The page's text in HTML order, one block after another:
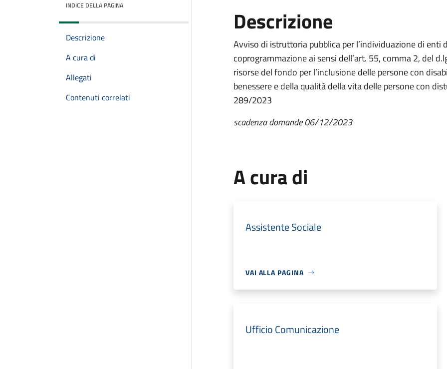
INDICE DELLA PAGINA
Descrizione
A cura di
Allegati
Contenuti correlati
Descrizione
Avviso di istruttoria pubblica per l’individuazione di enti
coprogrammazione ai sensi dell’art. 55, comma 2, del
risorse del fondo per l’inclusione delle persone con
benessere e della qualità della vita delle persone con
289/2023
scadenza domande 06/12/2023
A cura di
Assistente Sociale
VAI ALLA PAGINA
Ufficio Comunicazione